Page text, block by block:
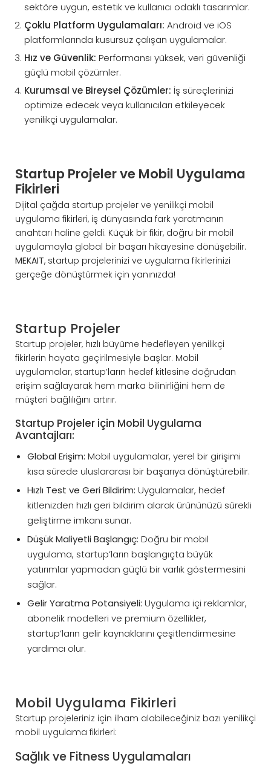
sektöre uygun, estetik ve kullanıcı odaklı tasarımlar.
Çoklu Platform Uygulamaları: Android ve iOS
platformlarında kusursuz çalışan uygulamalar.
Hız ve Güvenlik: Performansı yüksek, veri güvenliği
güçlü mobil çözümler.
Kurumsal ve Bireysel Çözümler: İş süreçlerinizi
optimize edecek veya kullanıcıları etkileyecek
yenilikçi uygulamalar.
Startup Projeler ve Mobil Uygulama
Fikirleri
Dijital çağda startup projeler ve yenilikçi mobil
uygulama fikirleri, iş dünyasında fark yaratmanın
anahtarı haline geldi. Küçük bir fikir, doğru bir mobil
uygulamayla global bir başarı hikayesine dönüşebilir.
MEKAIT, startup projelerinizi ve uygulama fikirlerinizi
gerçeğe dönüştürmek için yanınızda!
Startup Projeler
Startup projeler, hızlı büyüme hedefleyen yenilikçi
fikirlerin hayata geçirilmesiyle başlar. Mobil
uygulamalar, startup’ların hedef kitlesine doğrudan
erişim sağlayarak hem marka bilinirliğini hem de
müşteri bağlılığını artırır.
Startup Projeler için Mobil Uygulama
Avantajları:
Global Erişim: Mobil uygulamalar, yerel bir girişimi
kısa sürede uluslararası bir başarıya dönüştürebilir.
Hızlı Test ve Geri Bildirim: Uygulamalar, hedef
kitlenizden hızlı geri bildirim alarak ürününüzü sürekli
geliştirme imkanı sunar.
Düşük Maliyetli Başlangıç: Doğru bir mobil
uygulama, startup’ların başlangıçta büyük
yatırımlar yapmadan güçlü bir varlık göstermesini
sağlar.
Gelir Yaratma Potansiyeli: Uygulama içi reklamlar,
abonelik modelleri ve premium özellikler,
startup’ların gelir kaynaklarını çeşitlendirmesine
yardımcı olur.
Mobil Uygulama Fikirleri
Startup projeleriniz için ilham alabileceğiniz bazı yenilikçi
mobil uygulama fikirleri:
Sağlık ve Fitness Uygulamaları